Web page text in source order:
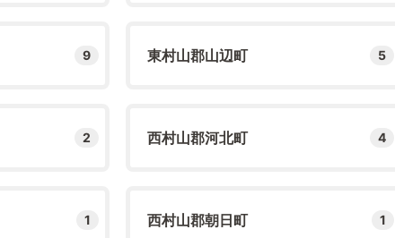
9 東村山郡山辺町 5
2 西村山郡河北町 4
1 西村山郡朝日町 1